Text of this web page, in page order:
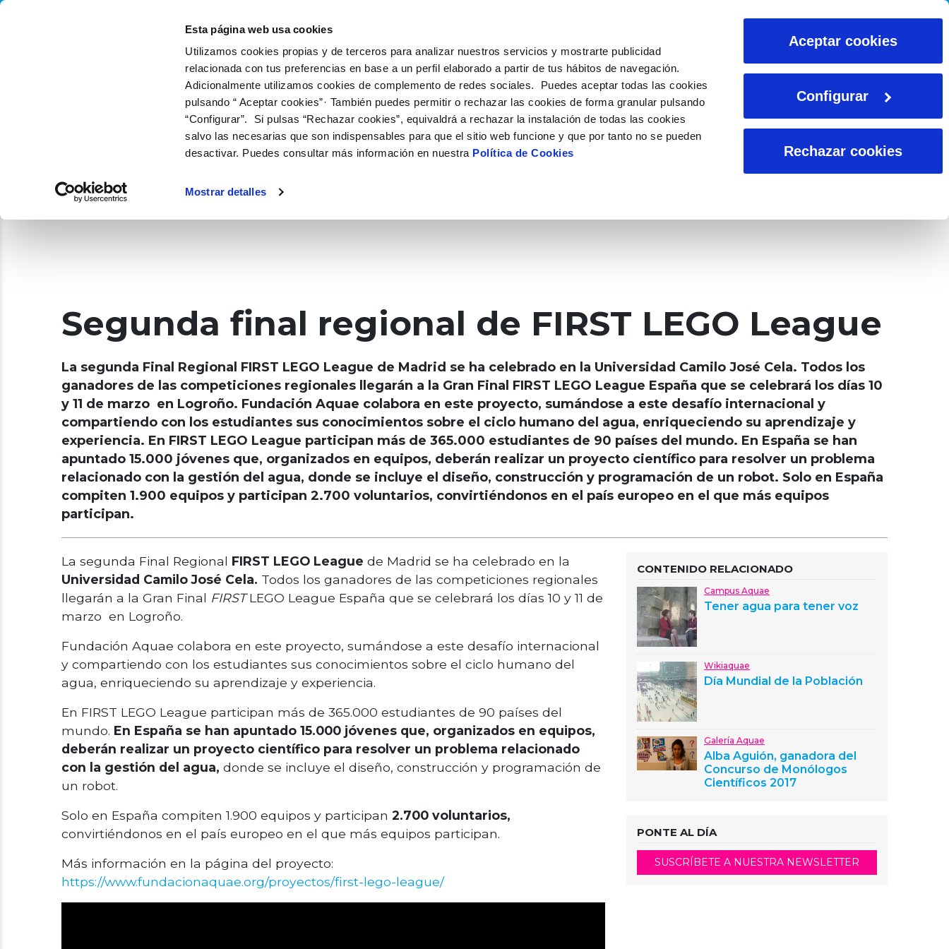
Esta página web usa cookies
Utilizamos cookies propias y de terceros para analizar nuestros servicios y mostrarte publicidad
relacionada con tus preferencias en base a un perfil elaborado a partir de tus hábitos de navegación.
Adicionalmente utilizamos cookies de complemento de redes sociales. Puedes aceptar todas las cookies
pulsando “ Aceptar cookies”· También puedes permitir o rechazar las cookies de forma granular pulsando
“Configurar”. Si pulsas “Rechazar cookies”, equivaldrá a rechazar la instalación de todas las cookies
salvo las necesarias que son indispensables para que el sitio web funcione y que por tanto no se pueden
desactivar. Puedes consultar más información en nuestra Política de Cookies
Mostrar detalles
Aceptar cookies
Configurar
Rechazar cookies
Segunda final regional de FIRST LEGO League
La segunda Final Regional FIRST LEGO League de Madrid se ha celebrado en la Universidad Camilo José Cela. Todos los
ganadores de las competiciones regionales llegarán a la Gran Final FIRST LEGO League España que se celebrará los días 10
y 11 de marzo en Logroño. Fundación Aquae colabora en este proyecto, sumándose a este desafío internacional y
compartiendo con los estudiantes sus conocimientos sobre el ciclo humano del agua, enriqueciendo su aprendizaje y
experiencia. En FIRST LEGO League participan más de 365.000 estudiantes de 90 países del mundo. En España se han
apuntado 15.000 jóvenes que, organizados en equipos, deberán realizar un proyecto científico para resolver un problema
relacionado con la gestión del agua, donde se incluye el diseño, construcción y programación de un robot. Solo en España
compiten 1.900 equipos y participan 2.700 voluntarios, convirtiéndonos en el país europeo en el que más equipos
participan.
La segunda Final Regional FIRST LEGO League de Madrid se ha celebrado en la
Universidad Camilo José Cela. Todos los ganadores de las competiciones regionales
llegarán a la Gran Final FIRSTLEGO League España que se celebrará los días 10 y 11 de
marzo en Logroño.
Fundación Aquae colabora en este proyecto, sumándose a este desafío internacional
y compartiendo con los estudiantes sus conocimientos sobre el ciclo humano del
agua, enriqueciendo su aprendizaje y experiencia.
En FIRST LEGO League participan más de 365.000 estudiantes de 90 países del
mundo. En España se han apuntado 15.000 jóvenes que, organizados en equipos,
deberán realizar un proyecto científico para resolver un problema relacionado
con la gestión del agua, donde se incluye el diseño, construcción y programación de
un robot.
Solo en España compiten 1.900 equipos y participan 2.700 voluntarios,
convirtiéndonos en el país europeo en el que más equipos participan.
Más información en la página del proyecto:
https://www.fundacionaquae.org/proyectos/first-lego-league/
CONTENIDO RELACIONADO
Campus Aquae
Tener agua para tener voz
Wikiaquae
Día Mundial de la Población
Galería Aquae
Alba Aguión, ganadora del
Concurso de Monólogos
Científicos 2017
PONTE AL DÍA
SUSCRÍBETE A NUESTRA NEWSLETTER